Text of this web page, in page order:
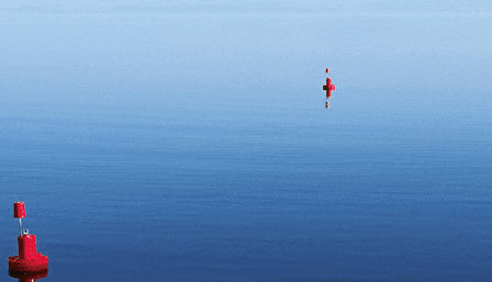
Exporter uniquement les colonnes affichées
Scolaire